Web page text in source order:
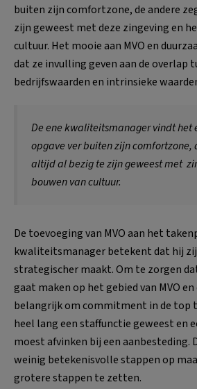
buiten zijn comfortzone, de andere
zijn geweest met deze zingeving en
cultuur. Het mooie aan MVO en
dat ze invulling geven aan de overlap
bedrijfswaarden en intrinsieke
De ene kwaliteitsmanager vindt het
opgave ver buiten zijn comfortzone,
altijd al bezig te zijn geweest met
bouwen van cultuur.
De toevoeging van MVO aan het
kwaliteitsmanager betekent dat hij
strategischer maakt. Om te zorgen
gaat maken op het gebied van MVO
belangrijk om commitment in de top
heel lang een staffunctie geweest en
moest afvinken bij een aanbesteding.
weinig betekenisvolle stappen op
grotere stappen te zetten.